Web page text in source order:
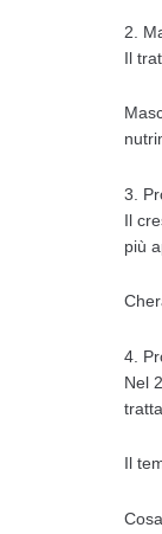
2.
Il
3.
Il
più
4.
Nel
Il